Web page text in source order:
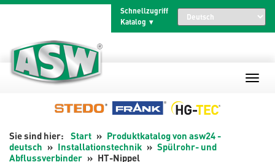
Schnellzugriff
Katalog
Start
Produktkatalog von asw24 -
deutsch
Installationstechnik
Spülrohr- und
Abflussverbinder
HT-Nippel